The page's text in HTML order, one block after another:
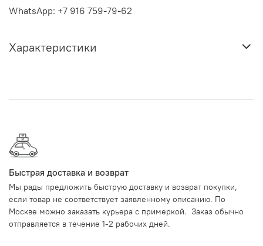
WhatsApp: +7 916 759-79-62
Характеристики
Быстрая доставка и возврат
Мы рады предложить быструю доставку и возврат покупки,
если товар не соответствует заявленному описанию. По
Москве можно заказать курьера с примеркой. Заказ обычно
отправляется в течение 1-2 рабочих дней.